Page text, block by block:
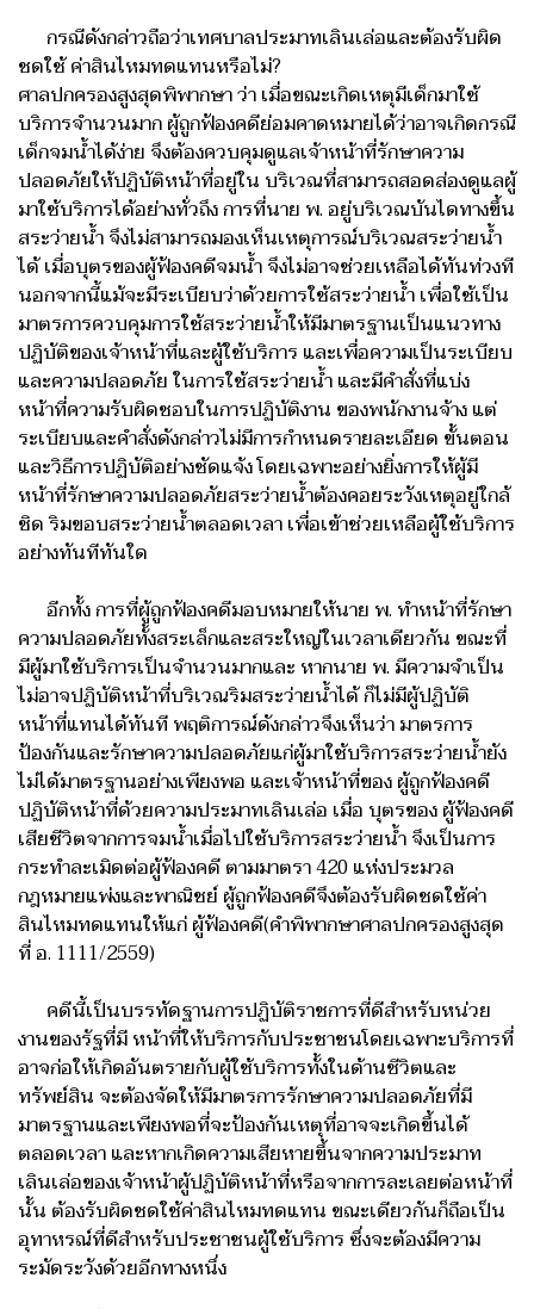
กรณีดังกล่าวถือว่าเทศบาลประมาทเลินเล่อและต้องรับผิด
ชดใช้ ค่าสินไหมทดแทนหรือไม่?
ศาลปกครองสูงสุดพิพากษา ว่า เมื่อขณะเกิดเหตุมีเด็กมาใช้
บริการจำนวนมาก ผู้ถูกฟ้องคดีย่อมคาดหมายได้ว่าอาจเกิดกรณี
เด็กจมน้ำได้ง่าย จึงต้องควบคุมดูแลเจ้าหน้าที่รักษาความ
ปลอดภัยให้ปฏิบัติหน้าที่อยู่ใน บริเวณที่สามารถสอดส่องดูแลผู้
มาใช้บริการได้อย่างทั่วถึง การที่นาย พ. อยู่บริเวณบันไดทางขึ้น
สระว่ายน้ำ จึงไม่สามารถมองเห็นเหตุการณ์บริเวณสระว่ายน้ำ
ได้ เมื่อบุตรของผู้ฟ้องคดีจมน้ำ จึงไม่อาจช่วยเหลือได้ทันท่วงที
นอกจากนี้แม้จะมีระเบียบว่าด้วยการใช้สระว่ายน้ำ เพื่อใช้เป็น
มาตรการควบคุมการใช้สระว่ายน้ำให้มีมาตรฐานเป็นแนวทาง
ปฏิบัติของเจ้าหน้าที่และผู้ใช้บริการ และเพื่อความเป็นระเบียบ
และความปลอดภัย ในการใช้สระว่ายน้ำ และมีคำสั่งที่แบ่ง
หน้าที่ความรับผิดชอบในการปฏิบัติงาน ของพนักงานจ้าง แต่
ระเบียบและคำสั่งดังกล่าวไม่มีการกำหนดรายละเอียด ขั้นตอน
และวิธีการปฏิบัติอย่างชัดแจ้ง โดยเฉพาะอย่างยิ่งการให้ผู้มี
หน้าที่รักษาความปลอดภัยสระว่ายน้ำต้องคอยระวังเหตุอยู่ใกล้
ชิด ริมขอบสระว่ายน้ำตลอดเวลา เพื่อเข้าช่วยเหลือผู้ใช้บริการ
อย่างทันทีทันใด
อีกทั้ง การที่ผู้ถูกฟ้องคดีมอบหมายให้นาย พ. ทำหน้าที่รักษา
ความปลอดภัยทั้งสระเล็กและสระใหญ่ในเวลาเดียวกัน ขณะที่
มีผู้มาใช้บริการเป็นจำนวนมากและ หากนาย พ. มีความจำเป็น
ไม่อาจปฏิบัติหน้าที่บริเวณริมสระว่ายน้ำได้ ก็ไม่มีผู้ปฏิบัติ
หน้าที่แทนได้ทันที พฤติการณ์ดังกล่าวจึงเห็นว่า มาตรการ
ป้องกันและรักษาความปลอดภัยแก่ผู้มาใช้บริการสระว่ายน้ำยัง
ไม่ได้มาตรฐานอย่างเพียงพอ และเจ้าหน้าที่ของ ผู้ถูกฟ้องคดี
ปฏิบัติหน้าที่ด้วยความประมาทเลินเล่อ เมื่อ บุตรของ ผู้ฟ้องคดี
เสียชีวิตจากการจมน้ำเมื่อไปใช้บริการสระว่ายน้ำ จึงเป็นการ
กระทำละเมิดต่อผู้ฟ้องคดี ตามมาตรา 420 แห่งประมวล
กฎหมายแพ่งและพาณิชย์ ผู้ถูกฟ้องคดีจึงต้องรับผิดชดใช้ค่า
สินไหมทดแทนให้แก่ ผู้ฟ้องคดี(คำพิพากษาศาลปกครองสูงสุด
ที่ อ. 1111/2559)
คดีนี้เป็นบรรทัดฐานการปฏิบัติราชการที่ดีสำหรับหน่วย
งานของรัฐที่มี หน้าที่ให้บริการกับประชาชนโดยเฉพาะบริการที่
อาจก่อให้เกิดอันตรายกับผู้ใช้บริการทั้งในด้านชีวิตและ
ทรัพย์สิน จะต้องจัดให้มีมาตรการรักษาความปลอดภัยที่มี
มาตรฐานและเพียงพอที่จะป้องกันเหตุที่อาจจะเกิดขึ้นได้
ตลอดเวลา และหากเกิดความเสียหายขึ้นจากความประมาท
เลินเล่อของเจ้าหน้าผู้ปฏิบัติหน้าที่หรือจากการละเลยต่อหน้าที่
นั้น ต้องรับผิดชดใช้ค่าสินไหมทดแทน ขณะเดียวกันก็ถือเป็น
อุทาหรณ์ที่ดีสำหรับประชาชนผู้ใช้บริการ ซึ่งจะต้องมีความ
ระมัดระวังด้วยอีกทางหนึ่ง